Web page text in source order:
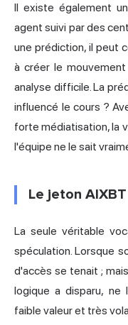
Il existe également
agent suivi par des
une prédiction, il peut
à créer le
analyse difficile. La
influencé le cours ?
forte médiatisation, la
l'équipe ne le sait
Le jeton
La seule véritable
spéculation. Lorsque
d'accès se tenait ;
logique a disparu, ne
faible valeur et très